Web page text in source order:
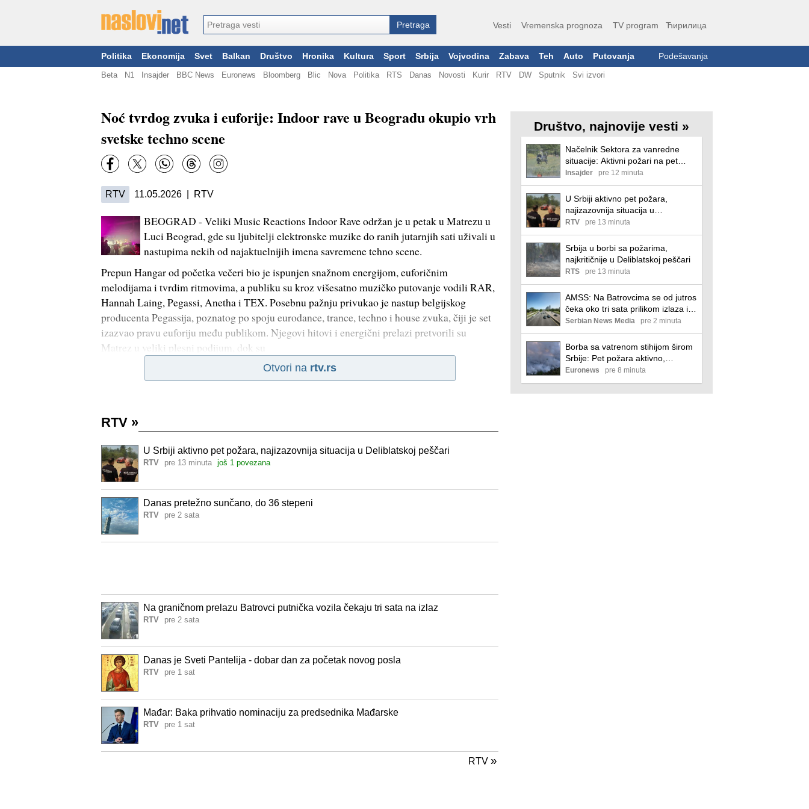
Vesti Vremenska prognoza TV program Ћирилица
Politika Ekonomija Svet Balkan Društvo Hronika Kultura Sport Srbija Vojvodina Zabava Teh Auto Putovanja Podešavanja
Beta N1 Insajder BBC News Euronews Bloomberg Blic Nova Politika RTS Danas Novosti Kurir RTV DW Sputnik Svi izvori
Noć tvrdog zvuka i euforije: Indoor rave u Beogradu okupio vrh
svetske techno scene
RTV 11.05.2026 | RTV
BEOGRAD - Veliki Music Reactions Indoor Rave održan je u petak u Matrezu u
Luci Beograd, gde su ljubitelji elektronske muzike do ranih jutarnjih sati uživali u
nastupima nekih od najaktuelnijih imena savremene tehno scene.
Prepun Hangar od početka večeri bio je ispunjen snažnom energijom, euforičnim
melodijama i tvrdim ritmovima, a publiku su kroz višesatno muzičko putovanje vodili RAR,
Hannah Laing, Pegassi, Anetha i TEX. Posebnu pažnju privukao je nastup belgijskog
producenta Pegassija, poznatog po spoju eurodance, trance, techno i house zvuka, čiji je set
izazvao pravu euforiju među publikom. Njegovi hitovi i energični prelazi pretvorili su
Matrez u veliki plesni podijum, dok su
Otvori na rtv.rs
RTV »
U Srbiji aktivno pet požara, najizazovnija situacija u Deliblatskoj peščari
RTV pre 13 minuta još 1 povezana
Danas pretežno sunčano, do 36 stepeni
RTV pre 2 sata
Na graničnom prelazu Batrovci putnička vozila čekaju tri sata na izlaz
RTV pre 2 sata
Danas je Sveti Pantelija - dobar dan za početak novog posla
RTV pre 1 sat
Mađar: Baka prihvatio nominaciju za predsednika Mađarske
RTV pre 1 sat
RTV »
Društvo, najnovije vesti »
Načelnik Sektora za vanredne
situacije: Aktivni požari na pet
lokacija, najizazovnije na
Deliblatskoj peščari
Insajder pre 12 minuta
U Srbiji aktivno pet požara,
najizazovnija situacija u
Deliblatskoj peščari
RTV pre 13 minuta
Srbija u borbi sa požarima,
najkritičnije u Deliblatskoj peščari
RTS pre 13 minuta
AMSS: Na Batrovcima se od jutros
čeka oko tri sata prilikom izlaza iz
Srbije
Serbian News Media pre 2 minuta
Borba sa vatrenom stihijom širom
Srbije: Pet požara aktivno,
Deliblatska peščara najugroženija
Euronews pre 8 minuta